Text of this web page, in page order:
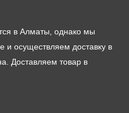
в Алматы, однако мы
и осуществляем доставку в
Доставляем товар в